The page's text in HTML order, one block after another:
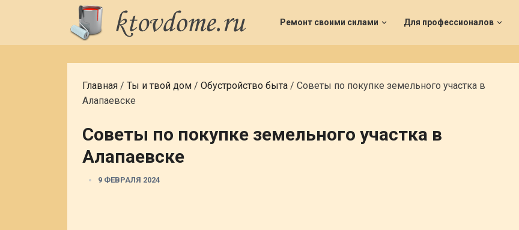
Ремонт своими силами Для профессионалов
Главная / Ты и твой дом / Обустройство быта / Советы по покупке земельного участка в
Алапаевске
Советы по покупке земельного участка в
Алапаевске
9 ФЕВРАЛЯ 2024